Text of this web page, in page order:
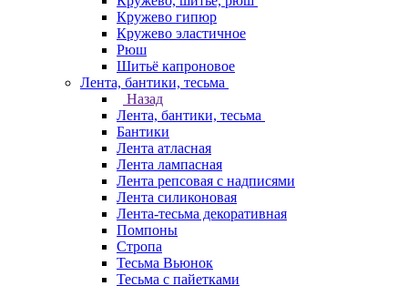
Кружево гипюр
Кружево эластичное
Рюш
Шитьё капроновое
Лента, бантики, тесьма
Назад
Лента, бантики, тесьма
Бантики
Лента атласная
Лента лампасная
Лента репсовая с надписями
Лента силиконовая
Лента-тесьма декоративная
Помпоны
Стропа
Тесьма Вьюнок
Тесьма с пайетками